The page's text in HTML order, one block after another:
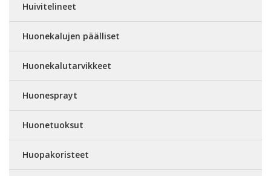
Huivitelineet
Huonekalujen päälliset
Huonekalutarvikkeet
Huonesprayt
Huonetuoksut
Huopakoristeet